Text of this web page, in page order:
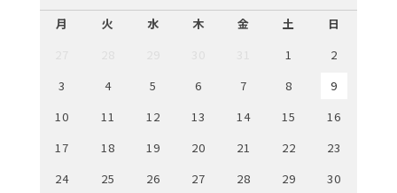
月 火 水 木 金 土
日
1
2
3
4 5 6 7 8
9
10
11 12 13 14 15
16
17
18 19 20 21 22
23
24
25 26 27 28 29
30